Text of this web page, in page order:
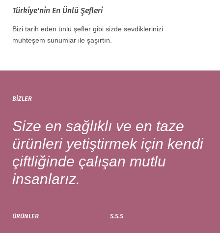
Türkiye'nin En Ünlü Şefleri
Bizi tarih eden ünlü şefler gibi sizde sevdiklerinizi
muhteşem sunumlar ile şaşırtın.
BIZLER
Size en sağlıklı ve en taze
ürünleri yetiştirmek için kendi
çiftliğinde çalışan mutlu
insanlarız.
ÜRÜNLER S.S.S